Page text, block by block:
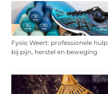
Fysio Weert: professionele hulp
bij pijn, herstel en beweging